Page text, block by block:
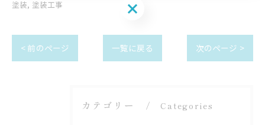
塗装 塗装工事
< 前のページ 一覧に戻る 次のページ >
カテゴリー Categories
お問い合わせはこちら